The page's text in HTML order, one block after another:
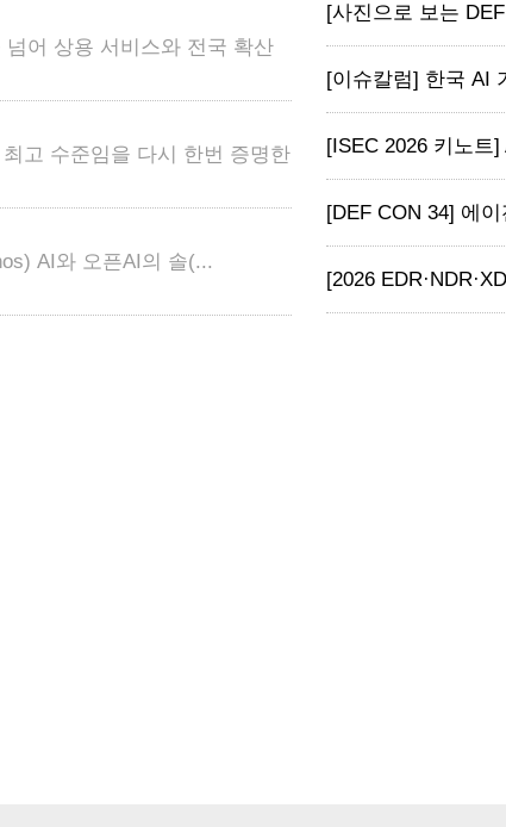
어 상용 서비스와 전국 확산
고 수준임을 다시 한번 증명한
AI와 오픈AI의 솔(...
[사진으로 보는
[이슈칼럼] 한국 AI
[ISEC 2026 키노트
[DEF CON 34] 에
[2026